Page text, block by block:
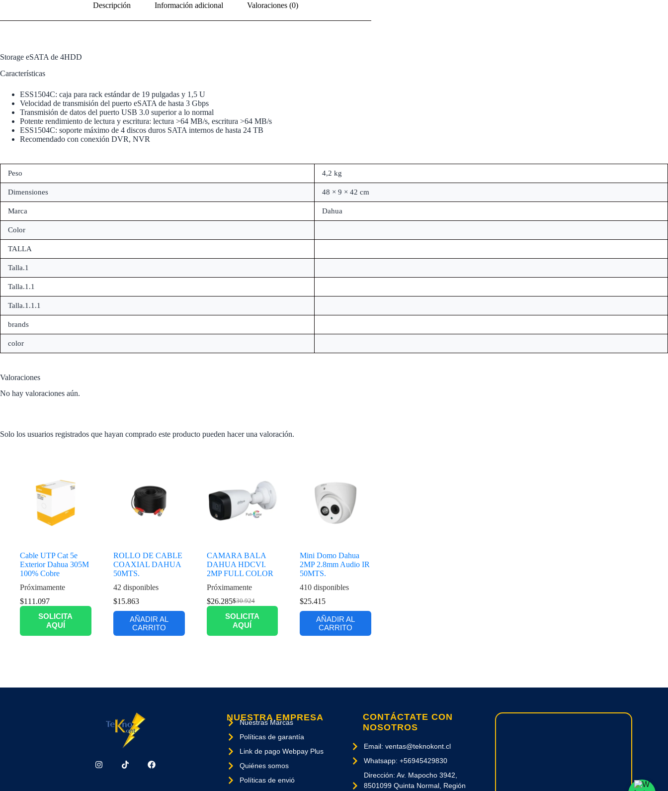
Descripción Información adicional Valoraciones (0)
Storage eSATA de 4HDD
Características
ESS1504C: caja para rack estándar de 19 pulgadas y 1,5 U
Velocidad de transmisión del puerto eSATA de hasta 3 Gbps
Transmisión de datos del puerto USB 3.0 superior a lo normal
Potente rendimiento de lectura y escritura: lectura >64 MB/s, escritura >64 MB/s
ESS1504C: soporte máximo de 4 discos duros SATA internos de hasta 24 TB
Recomendado con conexión DVR, NVR
Peso 4,2 kg
Dimensiones 48 × 9 × 42 cm
Marca Dahua
Color
TALLA
Talla.1
Talla.1.1
Talla.1.1.1
brands
color
Valoraciones
No hay valoraciones aún.
Solo los usuarios registrados que hayan comprado este producto pueden hacer una valoración.
Cable UTP Cat 5e
Exterior Dahua 305M
100% Cobre
Próximamente
$111.097
SOLICITA
AQUÍ
ROLLO DE CABLE
COAXIAL DAHUA
50MTS.
42 disponibles
$15.863
AÑADIR AL
CARRITO
CAMARA BALA
DAHUA HDCVI.
2MP FULL COLOR
Próximamente
$30.924
$26.285
SOLICITA
AQUÍ
Mini Domo Dahua
2MP 2.8mm Audio IR
50MTS.
410 disponibles
$25.415
AÑADIR AL
CARRITO
NUESTRA EMPRESA
Nuestras Marcas
Políticas de garantía
Link de pago Webpay Plus
Quiénes somos
Políticas de envió
CONTÁCTATE CON
NOSOTROS
Email: ventas@teknokont.cl
Whatsapp: +56945429830
Dirección: Av. Mapocho 3942,
8501099 Quinta Normal, Región